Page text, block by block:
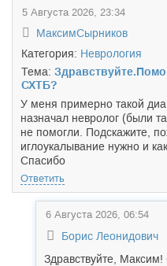
5 Августа 2026, 23:34
МаксимСырников
Категория: Неврология
Тема:
СХТБ?
У меня примерно такой
назначал невролог (были
не помогли. Подскажите,
иглоукалывание нужно и
Спасибо
Ответить
6 Августа 2026, 06:54
Борис Леонидович
Здравствуйте,